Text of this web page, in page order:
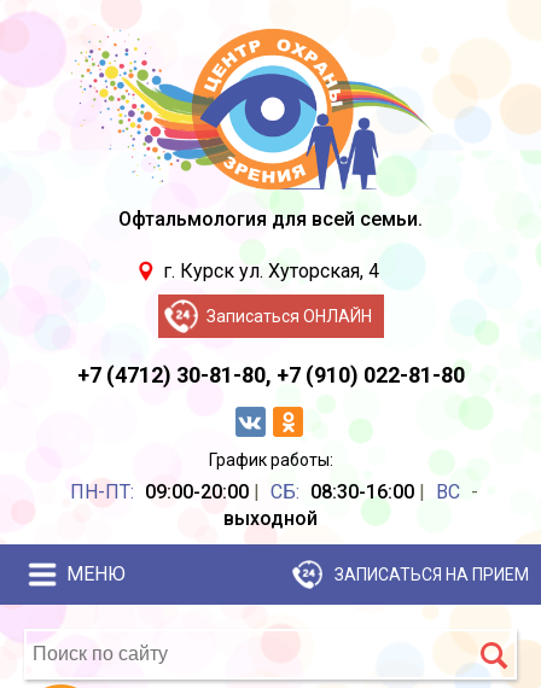
График работы:
ПН-ПТ: 09:00-20:00| CБ: 08:30-16:00| ВС -
выходной
Офтальмология для всей семьи.
г. Курск ул. Хуторская, 4
Записаться ОНЛАЙН
+7 (4712) 30-81-80, +7 (910) 022-81-80
МЕНЮ ЗАПИСАТЬСЯ НА ПРИЕМ